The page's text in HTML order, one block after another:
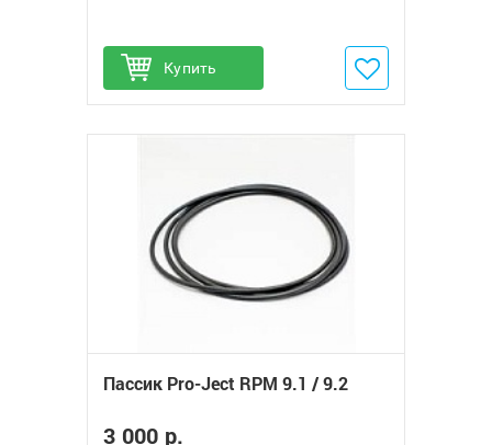
Купить
Добавить в избранное
Пассик Pro-Ject RPM 9.1 / 9.2
3 000 р.